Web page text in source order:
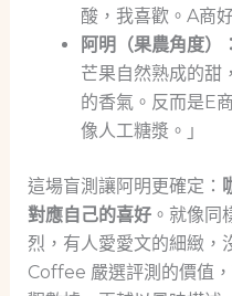
酸，我喜歡。A商
阿明（果農角度）：
芒果自然熟成的甜
的香氣。反而是E
像人工糖漿。」
這場盲測讓阿明更確定：
對應自己的喜好。就像同
烈，有人愛愛文的細緻，
Coffee 嚴選評測的價值